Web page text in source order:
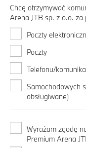
Chcę otrzymywać
Arena JTB sp. z o.o.
Poczty
Poczty
Telefonu/
Samochodowych
obsługiwane)
Wyrażam zgodę
Premium Arena